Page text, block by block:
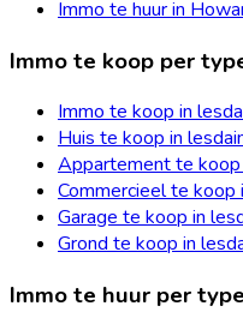
Immo te huur in
Immo te koop per
Immo te koop in
Huis te koop in
Appartement te koop
Commercieel te koop
Garage te koop in
Grond te koop in
Immo te huur per type